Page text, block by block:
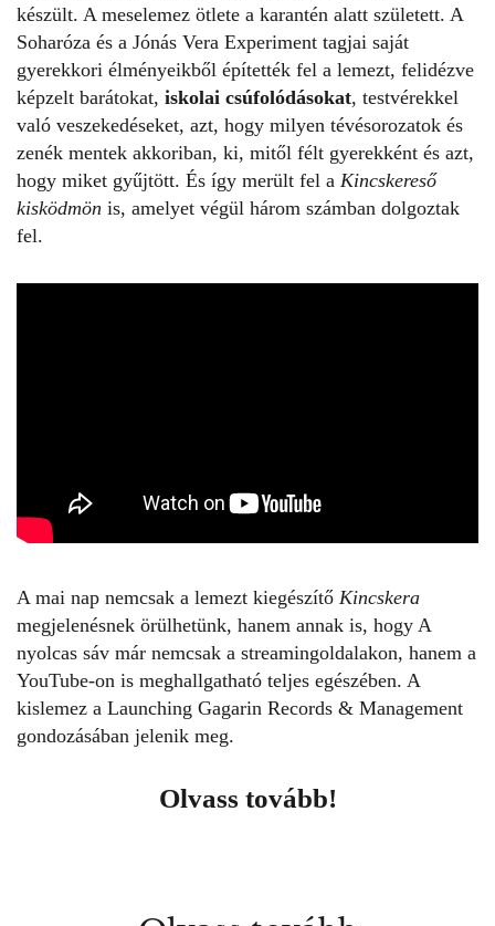
készült. A meselemez ötlete a karantén alatt született. A
Soharóza és a Jónás Vera Experiment tagjai saját
gyerekkori élményeikből építették fel a lemezt, felidézve
képzelt barátokat, iskolai csúfolódásokat, testvérekkel
való veszekedéseket, azt, hogy milyen tévésorozatok és
zenék mentek akkoriban, ki, mitől félt gyerekként és azt,
hogy miket gyűjtött. És így merült fel a Kincskereső
kisködmön is, amelyet végül három számban dolgoztak
fel.
A mai nap nemcsak a lemezt kiegészítő Kincskera
megjelenésnek örülhetünk, hanem annak is, hogy A
nyolcas sáv már nemcsak a streamingoldalakon, hanem a
YouTube-on is meghallgatható teljes egészében. A
kislemez a Launching Gagarin Records & Management
gondozásában jelenik meg.
Olvass tovább!